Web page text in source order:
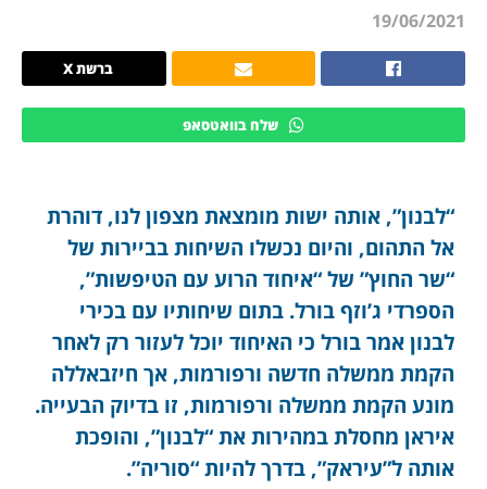
19/06/2021
ברשת X
שלח בוואטסאפ
“לבנון”, אותה ישות מומצאת מצפון לנו, דוהרת
אל התהום, והיום נכשלו השיחות בביירות של
“שר החוץ” של “איחוד הרוע עם הטיפשות”,
הספרדי ג’וזף בורל. בתום שיחותיו עם בכירי
לבנון אמר בורל כי האיחוד יוכל לעזור רק לאחר
הקמת ממשלה חדשה ורפורמות, אך חיזבאללה
מונע הקמת ממשלה ורפורמות, זו בדיוק הבעייה.
איראן מחסלת במהירות את “לבנון”, והופכת
אותה ל”עיראק”, בדרך להיות “סוריה”.